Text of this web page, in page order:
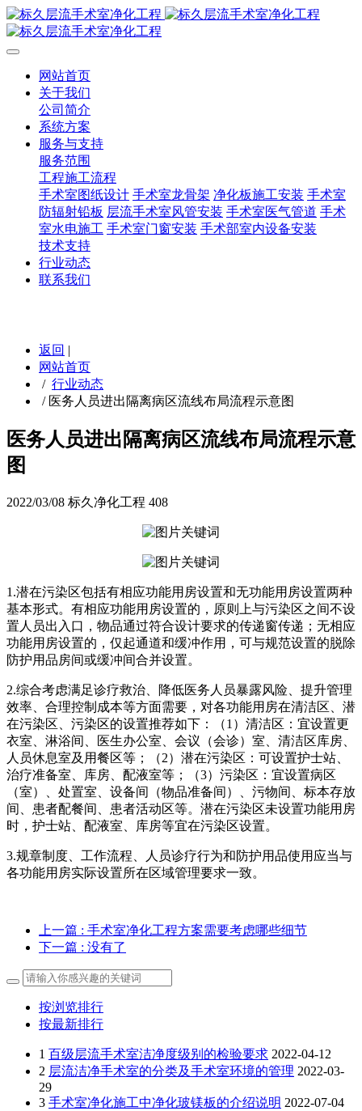
网站首页
关于我们
公司简介
系统方案
服务与支持
服务范围
工程施工流程
手术室图纸设计 手术室龙骨架 净化板施工安装 手术室
防辐射铅板 层流手术室风管安装 手术室医气管道 手术
室水电施工 手术室门窗安装 手术部室内设备安装
技术支持
行业动态
联系我们
返回 |
网站首页
/ 行业动态
/ 医务人员进出隔离病区流线布局流程示意图
医务人员进出隔离病区流线布局流程示意
图
2022/03/08 标久净化工程 408
1.潜在污染区包括有相应功能用房设置和无功能用房设置两种
基本形式。有相应功能用房设置的，原则上与污染区之间不设
置人员出入口，物品通过符合设计要求的传递窗传递；无相应
功能用房设置的，仅起通道和缓冲作用，可与规范设置的脱除
防护用品房间或缓冲间合并设置。
2.综合考虑满足诊疗救治、降低医务人员暴露风险、提升管理
效率、合理控制成本等方面需要，对各功能用房在清洁区、潜
在污染区、污染区的设置推荐如下：（1）清洁区：宜设置更
衣室、淋浴间、医生办公室、会议（会诊）室、清洁区库房、
人员休息室及用餐区等；（2）潜在污染区：可设置护士站、
治疗准备室、库房、配液室等；（3）污染区：宜设置病区
（室）、处置室、设备间（物品准备间）、污物间、标本存放
间、患者配餐间、患者活动区等。潜在污染区未设置功能用房
时，护士站、配液室、库房等宜在污染区设置。
3.规章制度、工作流程、人员诊疗行为和防护用品使用应当与
各功能用房实际设置所在区域管理要求一致。
上一篇 : 手术室净化工程方案需要考虑哪些细节
下一篇 : 没有了
按浏览排行
按最新排行
1 百级层流手术室洁净度级别的检验要求 2022-04-12
2 层流洁净手术室的分类及手术室环境的管理 2022-03-
29
3 手术室净化施工中净化玻镁板的介绍说明 2022-07-04